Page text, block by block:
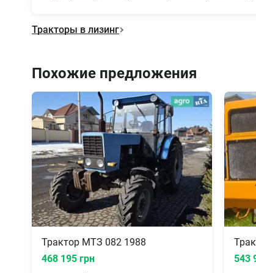
Тракторы в лизинг
Похожие предложения
Трактор МТЗ 082 1988
468 195 грн
543